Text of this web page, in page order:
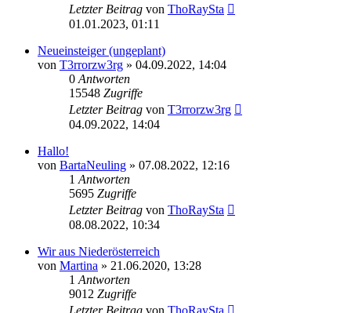
Letzter Beitrag von ThoRaySta
01.01.2023, 01:11
Neueinsteiger (ungeplant)
von T3rrorzw3rg » 04.09.2022, 14:04
0 Antworten
15548 Zugriffe
Letzter Beitrag von T3rrorzw3rg
04.09.2022, 14:04
Hallo!
von BartaNeuling » 07.08.2022, 12:16
1 Antworten
5695 Zugriffe
Letzter Beitrag von ThoRaySta
08.08.2022, 10:34
Wir aus Niederösterreich
von Martina » 21.06.2020, 13:28
1 Antworten
9012 Zugriffe
Letzter Beitrag von ThoRaySta